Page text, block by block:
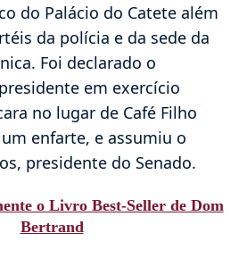
do Palácio do Catete além
da polícia e da sede da
Foi declarado o
em exercício
no lugar de Café Filho
enfarte, e assumiu o
presidente do Senado.
o Livro Best-Seller de Dom
Bertrand